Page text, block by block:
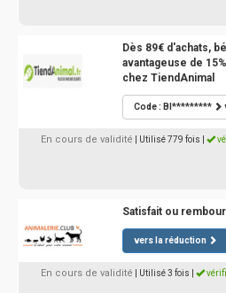
Dès 89€ d'achats,
avantageuse de
chez TiendAnimal
Code : BI*********
En cours de validité | Utilisé 779 fois
Satisfait ou
vers la réduction
En cours de validité | Utilisé 3 fois